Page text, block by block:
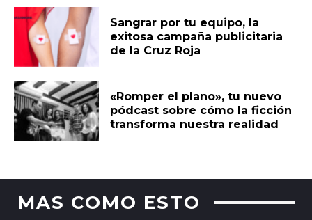
Sangrar por tu equipo, la
exitosa campaña publicitaria
de la Cruz Roja
«Romper el plano», tu nuevo
pódcast sobre cómo la ficción
transforma nuestra realidad
MAS COMO ESTO